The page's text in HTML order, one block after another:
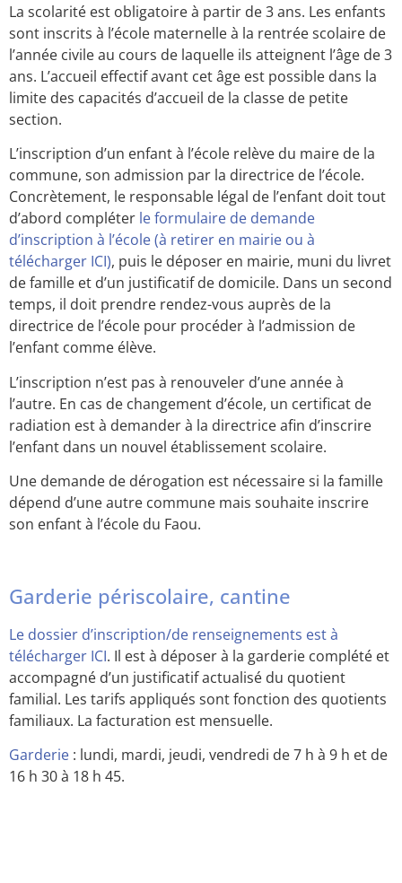
La scolarité est obligatoire à partir de 3 ans. Les enfants
sont inscrits à l’école maternelle à la rentrée scolaire de
l’année civile au cours de laquelle ils atteignent l’âge de 3
ans. L’accueil effectif avant cet âge est possible dans la
limite des capacités d’accueil de la classe de petite
section.
L’inscription d’un enfant à l’école relève du maire de la
commune, son admission par la directrice de l’école.
Concrètement, le responsable légal de l’enfant doit tout
d’abord compléter le formulaire de demande
d’inscription à l’école (à retirer en mairie ou à
télécharger ICI), puis le déposer en mairie, muni du livret
de famille et d’un justificatif de domicile. Dans un second
temps, il doit prendre rendez-vous auprès de la
directrice de l’école pour procéder à l’admission de
l’enfant comme élève.
L’inscription n’est pas à renouveler d’une année à
l’autre. En cas de changement d’école, un certificat de
radiation est à demander à la directrice afin d’inscrire
l’enfant dans un nouvel établissement scolaire.
Une demande de dérogation est nécessaire si la famille
dépend d’une autre commune mais souhaite inscrire
son enfant à l’école du Faou.
Garderie périscolaire, cantine
Le dossier d’inscription/de renseignements est à
télécharger ICI. Il est à déposer à la garderie complété et
accompagné d’un justificatif actualisé du quotient
familial. Les tarifs appliqués sont fonction des quotients
familiaux. La facturation est mensuelle.
Garderie : lundi, mardi, jeudi, vendredi de 7 h à 9 h et de
16 h 30 à 18 h 45.